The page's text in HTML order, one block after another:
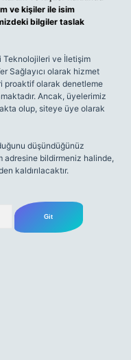
ve kişiler ile isim
bilgiler taslak
Teknolojileri ve İletişim
Sağlayıcı olarak hizmet
proaktif olarak denetleme
Ancak, üyelerimiz
olup, siteye üye olarak
düşündüğünüz
adresine bildirmeniz halinde,
kaldırılacaktır.